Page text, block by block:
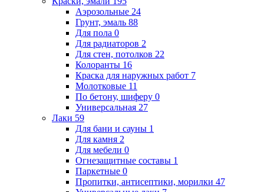
Аэрозольные 24
Грунт, эмаль 88
Для пола 0
Для радиаторов 2
Для стен, потолков 22
Колоранты 16
Краска для наружных работ 7
Молотковые 11
По бетону, шиферу 0
Универсальная 27
Лаки 59
Для бани и сауны 1
Для камня 2
Для мебели 0
Огнезащитные составы 1
Паркетные 0
Пропитки, антисептики, морилки 47